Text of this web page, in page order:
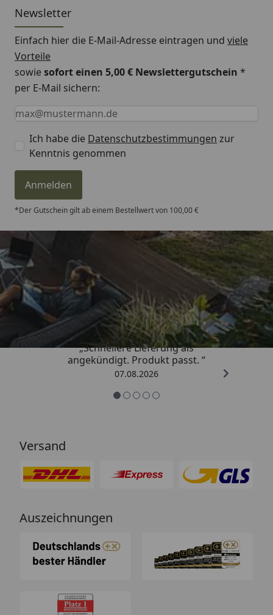
Newsletter
Einfach hier die E-Mail-Adresse eintragen und viele
Vorteile
sowiesofort einen 5,00 € Newslettergutschein *
per E-Mail sichern:
Keine Eingabe erforderlich
Eingabe erforderlich
E-Mail *
Ich habe die Datenschutzbestimmungen zur
Kenntnis genommen
Anmelden
*Der Gutschein gilt ab einem Bestellwert von 100,00 €
Trusted Shops
4,81/ 5
„Schnellere Lieferung als
angekündigt. Produkt passt. “
07.08.2026
Versand
Auszeichnungen